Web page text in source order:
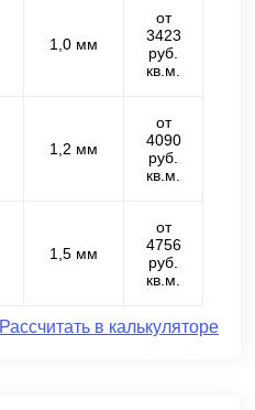
1,0 мм
от
3423
руб.
кв.м.
1,2 мм
от
4090
руб.
кв.м.
1,5 мм
от
4756
руб.
кв.м.
Рассчитать в калькуляторе